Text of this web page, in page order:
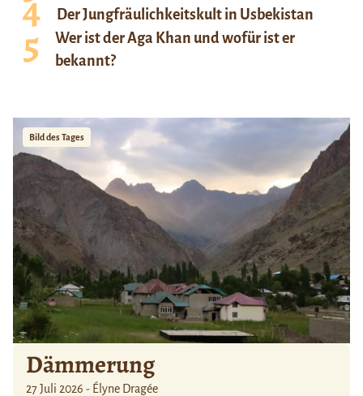
Der Jungfräulichkeitskult in Usbekistan
Wer ist der Aga Khan und wofür ist er
bekannt?
Bild des Tages
Dämmerung
27 Juli 2026 - Élyne Dragée